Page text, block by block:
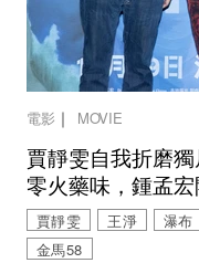
電影 ｜ MOVIE
賈靜雯自我折磨
零火藥味，鍾孟宏
賈靜雯 王淨 瀑布
金馬58